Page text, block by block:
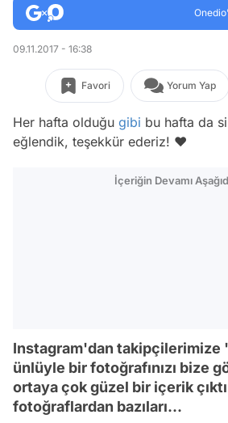
09.11.2017 - 16:38
Favori Yorum Yap
Her hafta olduğu gibi bu hafta da
eğlendik, teşekkür ederiz! ❤️
İçeriğin Devamı
Instagram'dan takipçilerimize
ünlüyle bir fotoğrafınızı bize
ortaya çok güzel bir içerik
fotoğraflardan bazıları...